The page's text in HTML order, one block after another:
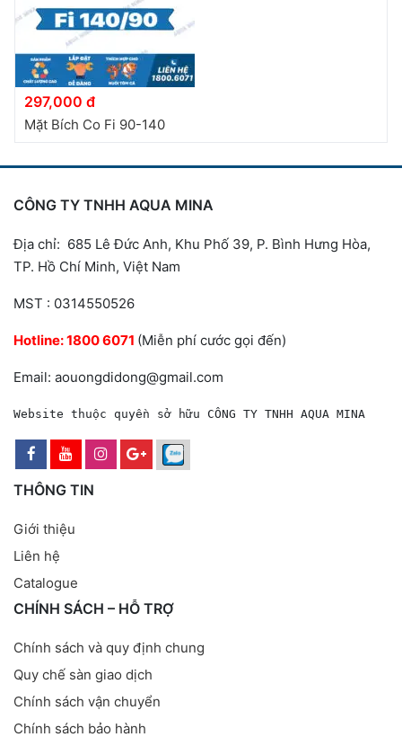
297,000 đ
Mặt Bích Co Fi 90-140
CÔNG TY TNHH AQUA MINA
Địa chỉ: 685 Lê Đức Anh, Khu Phố 39, P. Bình Hưng Hòa,
TP. Hồ Chí Minh, Việt Nam
MST : 0314550526
Hotline:1800 6071 (Miễn phí cước gọi đến)
Email: aouongdidong@gmail.com
Website thuộc quyền sở hữu CÔNG TY TNHH AQUA MINA
THÔNG TIN
Giới thiệu
Liên hệ
Catalogue
CHÍNH SÁCH – HỖ TRỢ
Chính sách và quy định chung
Quy chế sàn giao dịch
Chính sách vận chuyển
Chính sách bảo hành